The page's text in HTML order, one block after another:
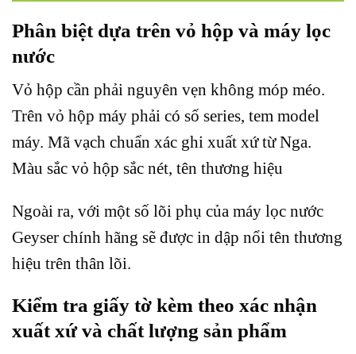
Phân biệt dựa trên vỏ hộp và máy lọc
nước
Vỏ hộp cần phải nguyên vẹn không móp méo.
Trên vỏ hộp máy phải có số series, tem model
máy. Mã vạch chuẩn xác ghi xuất xứ từ Nga.
Màu sắc vỏ hộp sắc nét, tên thương hiệu
Ngoài ra, với một số lõi phụ của máy lọc nước
Geyser chính hãng sẽ được in dập nổi tên thương
hiệu trên thân lõi.
Kiểm tra giấy tờ kèm theo xác nhận
xuất xứ và chất lượng sản phẩm